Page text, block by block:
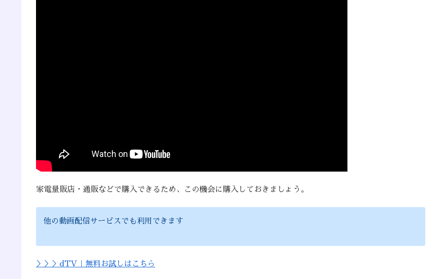
家電量販店・通販などで購入できるため、この機会に購入しておきましょう。
他の動画配信サービスでも利用できます
＞＞＞dTV｜無料お試しはこちら